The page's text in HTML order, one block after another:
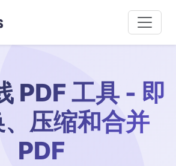
PDF 工具 - 即
压缩和合并
PDF